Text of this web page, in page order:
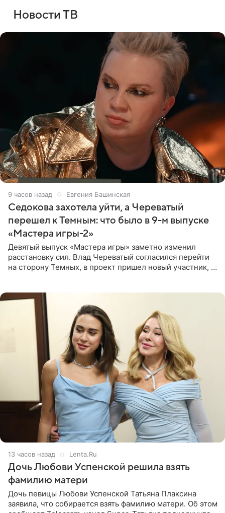
Новости ТВ
9 часов назад Евгения Башинская
Седокова захотела уйти, а Череватый
перешел к Темным: что было в 9-м выпуске
«Мастера игры-2»
Девятый выпуск «Мастера игры» заметно изменил
расстановку сил. Влад Череватый согласился перейти
на сторону Темных, в проект пришел новый участник, а
13 часов назад Lenta.Ru
Дочь Любови Успенской решила взять
фамилию матери
Дочь певицы Любови Успенской Татьяна Плаксина
заявила, что собирается взять фамилию матери. Об этом